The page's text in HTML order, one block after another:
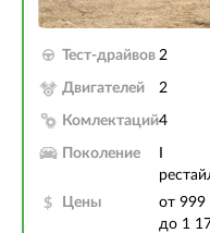
Тест-драйвов 2
Двигателей 2
Комлектаций4
Поколение
Цены
от 999
до 1